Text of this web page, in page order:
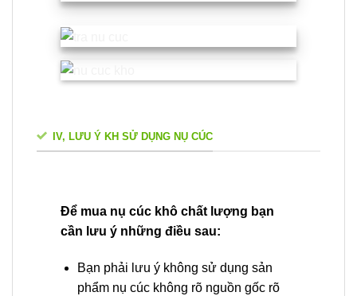
IV, LƯU Ý KH SỬ DỤNG NỤ CÚC
Để mua nụ cúc khô chất lượng bạn
cần lưu ý những điều sau:
Bạn phải lưu ý không sử dụng sản
phẩm nụ cúc không rõ nguồn gốc rõ